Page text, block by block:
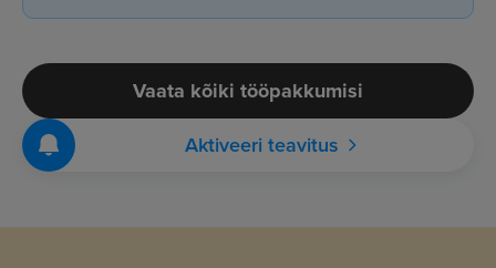
Vaata kõiki tööpakkumisi
Aktiveeri teavitus